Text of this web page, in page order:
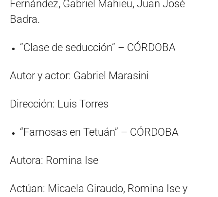
Fernández, Gabriel Mahieu, Juan José
Badra.
“Clase de seducción” – CÓRDOBA
Autor y actor: Gabriel Marasini
Dirección: Luis Torres
“Famosas en Tetuán” – CÓRDOBA
Autora: Romina Ise
Actúan: Micaela Giraudo, Romina Ise y